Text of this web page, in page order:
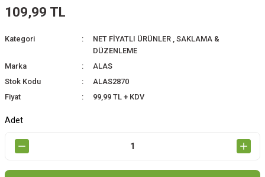
109,99 TL
Kategori NET FİYATLI ÜRÜNLER , SAKLAMA &
DÜZENLEME
Marka
ALAS
Stok Kodu
ALAS2870
Fiyat
99,99 TL + KDV
Adet